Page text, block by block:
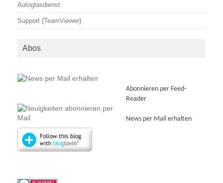
Autoglasdienst
Support (TeamViewer)
Abos
Abonnieren per Feed-
Reader
News per Mail erhalten